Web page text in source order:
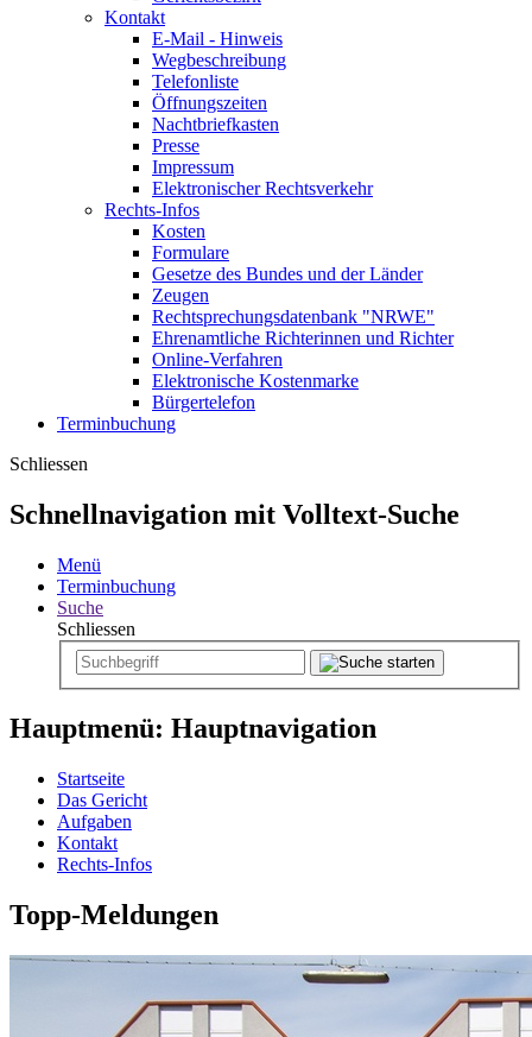
Kontakt
E-Mail - Hinweis
Wegbeschreibung
Telefonliste
Öffnungszeiten
Nachtbriefkasten
Presse
Impressum
Elektronischer Rechtsverkehr
Rechts-Infos
Kosten
Formulare
Gesetze des Bundes und der Länder
Zeugen
Rechtsprechungsdatenbank "NRWE"
Ehrenamtliche Richterinnen und Richter
Online-Verfahren
Elektronische Kostenmarke
Bürgertelefon
Terminbuchung
Schliessen
Schnellnavigation mit Volltext-Suche
Menü
Terminbuchung
Suche
Schliessen
Hauptmenü: Hauptnavigation
Startseite
Das Gericht
Aufgaben
Kontakt
Rechts-Infos
Topp-Meldungen